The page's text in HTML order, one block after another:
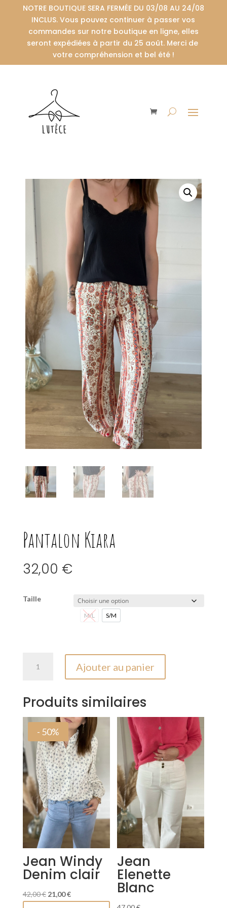
NOTRE BOUTIQUE SERA FERMÉE DU 03/08 AU 24/08
INCLUS. Vous pouvez continuer à passer vos
commandes sur notre boutique en ligne, elles
seront expédiées à partir du 25 août. Merci de
votre compréhension et bel été !
Pantalon Kiara
32,00 €
Taille
M/L
M/L
S/M
S/M
Ajouter au panier
Produits similaires
- 50%
Jean Windy
Denim clair
42,00€ Le
21,00€Le
Jean
Elenette
Blanc